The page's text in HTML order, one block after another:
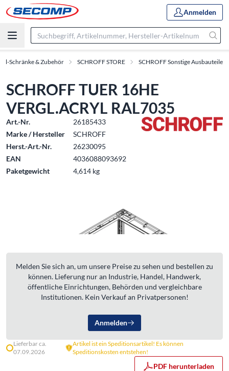
Anmelden
Schränke & Zubehör SCHROFF STORE SCHROFF Sonstige Ausbauteile
SCHROFF TUER 16HE
VERGL.ACRYL RAL7035
Art.-Nr.
26185433
Marke / Hersteller
SCHROFF
Herst.-Art.-Nr.
26230095
EAN
4036088093692
Paketgewicht
4,614 kg
Melden Sie sich an, um unsere Preise zu sehen und bestellen zu
können. Lieferung nur an Industrie, Handel, Handwerk,
öffentliche Einrichtungen, Behörden und vergleichbare
Institutionen. Kein Verkauf an Privatpersonen!
Anmelden
Lieferbar ca.
07.09.2026
Artikel ist ein Speditionsartikel! Es können
Speditionskosten entstehen!
PDF herunterladen